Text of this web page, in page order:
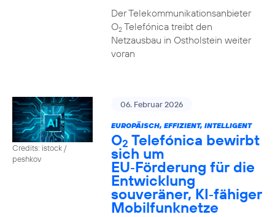
Der Telekommunikationsanbieter
O2Telefónica treibt den
Netzausbau in Ostholstein weiter
voran
Credits: istock /
peshkov
06. Februar 2026
EUROPÄISCH, EFFIZIENT, INTELLIGENT
O2 Telefónica bewirbt
sich um
EU‑Förderung für die
Entwicklung
souveräner, KI‑fähiger
Mobilfunknetze